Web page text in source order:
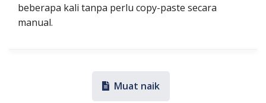
beberapa kali tanpa perlu copy-paste secara
manual.
Muat naik